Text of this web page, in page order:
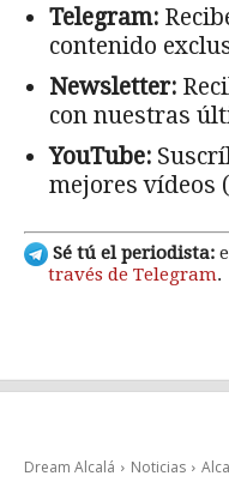
Telegram:
contenido
Newsletter:
con nuestras
YouTube:
mejores vídeos (
Sé tú el periodista:
través de Telegram.